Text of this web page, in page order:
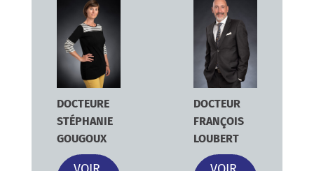
DOCTEURE
STÉPHANIE
GOUGOUX
DOCTEUR
FRANÇOIS
LOUBERT